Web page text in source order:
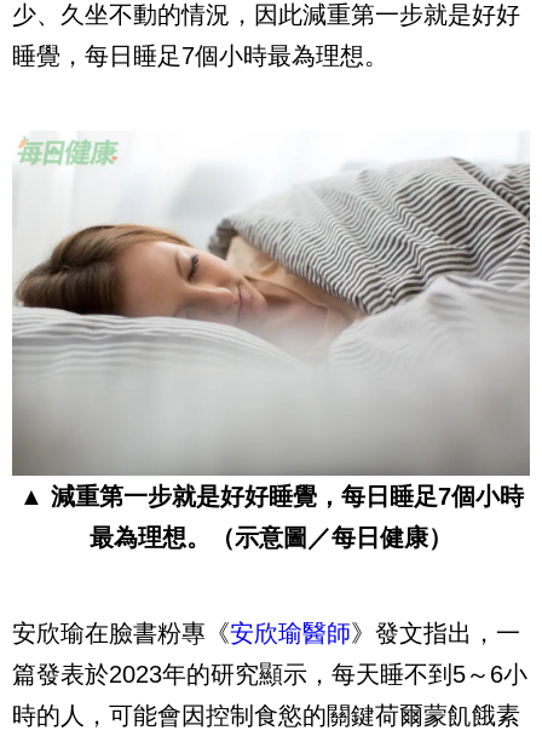
少、久坐不動的情況，因此減重第一步就是好好
睡覺，每日睡足7個小時最為理想。
▲ 減重第一步就是好好睡覺，每日睡足7個小時
最為理想。
（示意圖／每日健康）
安欣瑜在臉書粉專《安欣瑜醫師》發文指出，一
篇發表於2023年的研究顯示，每天睡不到5～6小
時的人，可能會因控制食慾的關鍵荷爾蒙飢餓素